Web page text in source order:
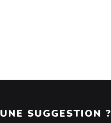
UNE SUGGESTION ?